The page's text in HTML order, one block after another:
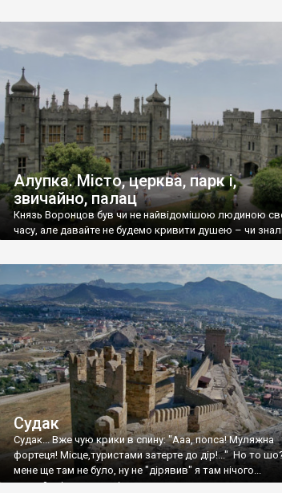
Алупка. Місто, церква, парк і,
звичайно, палац
Князь Воронцов був чи не найвідомішою людиною
часу, але давайте не будемо кривити душею – чи
Судак
Судак... Вже чую крики в спину: "Ааа, попса! Муляжна
фортеця! Місце,туристами затерте до дір!..." Но то
мене ще там не було, ну не "дірявив" я там нічого...
принаймні до цього літа.